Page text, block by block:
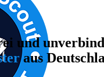
und
aus